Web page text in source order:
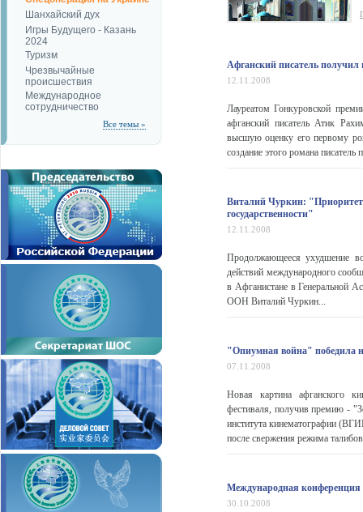
Шанхайский дух
Игры Будущего - Казань
2024
Туризм
Чрезвычайные
происшествия
Международное
сотрудничество
Все темы »
Афганский писатель
12.11.2008
Лауреатом Гонкуровской
афганский писатель Атик
высшую оценку его первому
создание этого романа
Виталий Чуркин: "Приоритет
государственности"
12.11.2008
Продолжающееся ухудшение
действий международного
в Афганистане в Генеральной
ООН Виталий Чуркин...
"Опиумная война" победила
07.11.2008
Новая картина афганского
фестиваля, получив премию -
института кинематографии
после свержения режима
Международная конференция
30.10.2008